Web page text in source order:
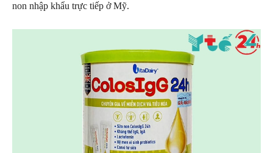
non nhập khẩu trực tiếp ở Mỹ.